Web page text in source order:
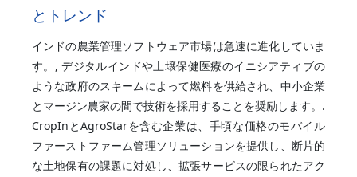
とトレンド
インドの農業管理ソフトウェア市場は急速に進化していま
す。, デジタルインドや土壌保健医療のイニシアティブの
ような政府のスキームによって燃料を供給され、中小企業
とマージン農家の間で技術を採用することを奨励します。.
CropInとAgroStarを含む企業は、手頃な価格のモバイル
ファーストファーム管理ソリューションを提供し、断片的
な土地保有の課題に対処し、拡張サービスの限られたアク